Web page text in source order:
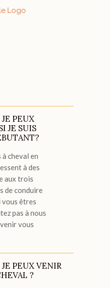
PEUX
JE SUIS
à cheval en
à des
aux trois
de conduire
vous êtres
pas à nous
vous
PEUX VENIR
?